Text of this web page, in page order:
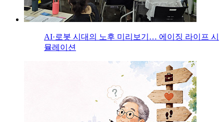
AI·로봇 시대의 노후 미리보기… 에이징 라이프 시
뮬레이션